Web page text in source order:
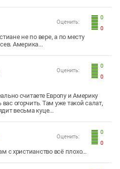
0
0
Оценить:
не по вере, а по месту
Америка...
0
0
Оценить:
считаете Европу и Америку
огорчить. Там уже такой салат,
весьма куце...
0
0
Оценить:
с христианство всё плохо...